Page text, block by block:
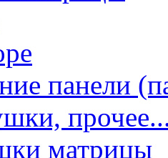
панели
матрицы